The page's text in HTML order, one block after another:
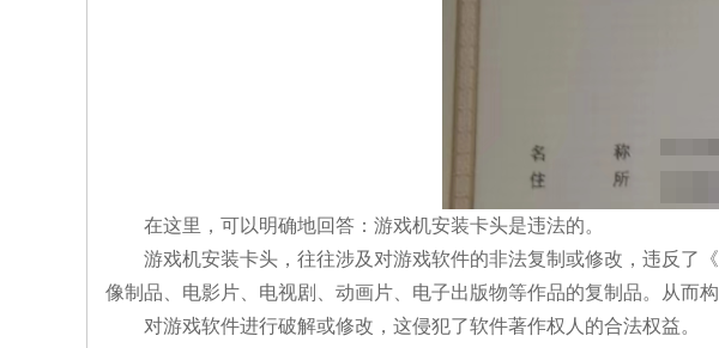
在这里，可以明确地回答：游戏机安装卡头是违法的。
游戏机安装卡头，往往涉及对游戏软件的非法复制或修改，违反了
像制品、电影片、电视剧、动画片、电子出版物等作品的复制品。从而构
对游戏软件进行破解或修改，这侵犯了软件著作权人的合法权益。